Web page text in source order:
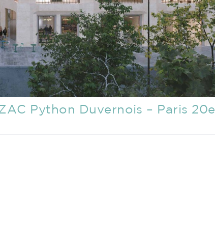
Python Duvernois – Paris 20e